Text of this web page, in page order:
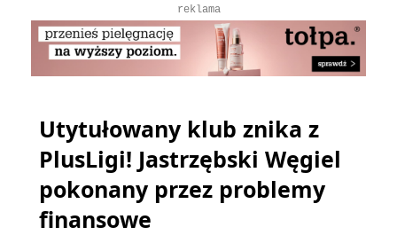
reklama
Utytułowany klub znika z
PlusLigi! Jastrzębski Węgiel
pokonany przez problemy
finansowe